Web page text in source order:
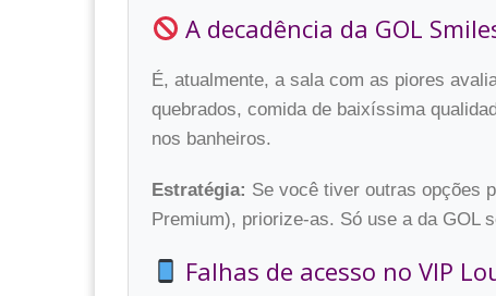
A decadência da GOL
É, atualmente, a sala com as piores
quebrados, comida de baixíssima
nos banheiros.
Estratégia: Se você tiver outras opções
Premium), priorize-as. Só use a da GOL
Falhas de acesso no VIP